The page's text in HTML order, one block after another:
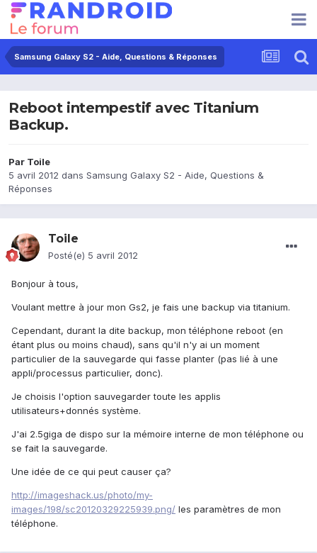
Samsung Galaxy S2 - Aide, Questions & Réponses
Reboot intempestif avec Titanium
Backup.
Par Toile
5 avril 2012 dans Samsung Galaxy S2 - Aide, Questions &
Réponses
Toile
Posté(e) 5 avril 2012
Bonjour à tous,
Voulant mettre à jour mon Gs2, je fais une backup via titanium.
Cependant, durant la dite backup, mon téléphone reboot (en
étant plus ou moins chaud), sans qu'il n'y ai un moment
particulier de la sauvegarde qui fasse planter (pas lié à une
appli/processus particulier, donc).
Je choisis l'option sauvegarder toute les applis
utilisateurs+donnés système.
J'ai 2.5giga de dispo sur la mémoire interne de mon téléphone ou
se fait la sauvegarde.
Une idée de ce qui peut causer ça?
http://imageshack.us/photo/my-
images/198/sc20120329225939.png/ les paramètres de mon
téléphone.